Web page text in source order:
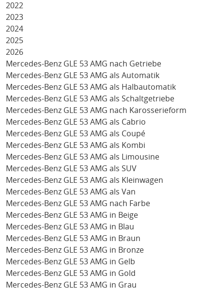
2022
2023
2024
2025
2026
Mercedes-Benz GLE 53 AMG nach Getriebe
Mercedes-Benz GLE 53 AMG als Automatik
Mercedes-Benz GLE 53 AMG als Halbautomatik
Mercedes-Benz GLE 53 AMG als Schaltgetriebe
Mercedes-Benz GLE 53 AMG nach Karosserieform
Mercedes-Benz GLE 53 AMG als Cabrio
Mercedes-Benz GLE 53 AMG als Coupé
Mercedes-Benz GLE 53 AMG als Kombi
Mercedes-Benz GLE 53 AMG als Limousine
Mercedes-Benz GLE 53 AMG als SUV
Mercedes-Benz GLE 53 AMG als Kleinwagen
Mercedes-Benz GLE 53 AMG als Van
Mercedes-Benz GLE 53 AMG nach Farbe
Mercedes-Benz GLE 53 AMG in Beige
Mercedes-Benz GLE 53 AMG in Blau
Mercedes-Benz GLE 53 AMG in Braun
Mercedes-Benz GLE 53 AMG in Bronze
Mercedes-Benz GLE 53 AMG in Gelb
Mercedes-Benz GLE 53 AMG in Gold
Mercedes-Benz GLE 53 AMG in Grau